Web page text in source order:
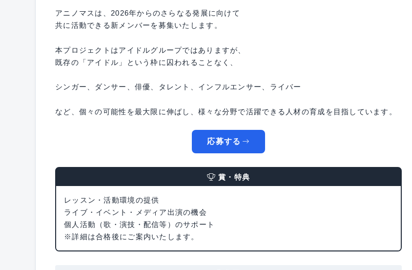
アニノマスは、2026年からのさらなる発展に向けて
共に活動できる新メンバーを募集いたします。
本プロジェクトはアイドルグループではありますが、
既存の「アイドル」という枠に囚われることなく、
シンガー、ダンサー、俳優、タレント、インフルエンサー、ライバー
など、個々の可能性を最大限に伸ばし、様々な分野で活躍できる人材の育成を目指しています。
応募する
賞・特典
レッスン・活動環境の提供
ライブ・イベント・メディア出演の機会
個人活動（歌・演技・配信等）のサポート
※詳細は合格後にご案内いたします。